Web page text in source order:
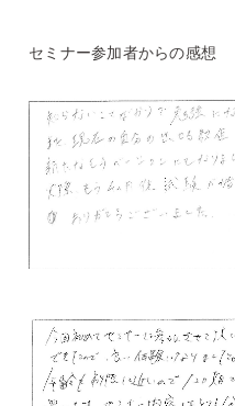
セミナー参加者からの感想